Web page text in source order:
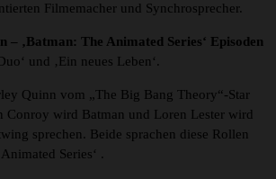
Filmemacher und Synchrosprecher.
– ‚Batman: The Animated Series‘ Episoden
und ‚Ein neues Leben‘.
Quinn vom „The Big Bang Theory“-Star
Conroy wird Batman und Loren Lester wird
sprechen. Beide sprachen diese Rollen
Series‘ .